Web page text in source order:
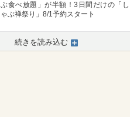
ぶ食べ放題」が半額！3日間だけの「し
ゃぶ禅祭り」8/1予約スタート
続きを読み込む